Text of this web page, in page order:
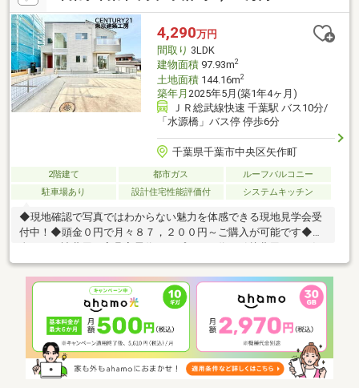
4,290万円
間取り 3LDK
建物面積97.93m2
土地面積144.16m2
築年月 2025年5月(築1年4ヶ月)
ＪＲ総武線快速 千葉駅 バス10分/
「水源橋」バス停 停歩6分
千葉県千葉市中央区矢作町
2階建て 都市ガス
ルーフバルコニー
駐車場あり
設計住宅性能評価付 システムキッチン
◆現地確認で写真ではわからない魅力を体感できる現地見学会受
付中！◆頭金０円で月々８７，２００円～ご購入が可能です◆頭
せ下さい！◆３LDK＋駐車スペースがございます♪◆ＪＲ総武本線
『千葉駅』までバス１０分で通勤も便利です♪◆星久喜小学校・
星久喜中学校です♪◆ランドロームまで徒歩１１分でお買い物が
便利です♪◆ご家族が集うLDKは広々２０帖ございます♪◆シュー
ズインクローク・パントリー・カップボード・食器洗浄乾燥機な
ど充実仕様です♪～住宅ローンに強い！無料相談会開催中～■頭
金・諸費用がない■オートローンや他に借入がある